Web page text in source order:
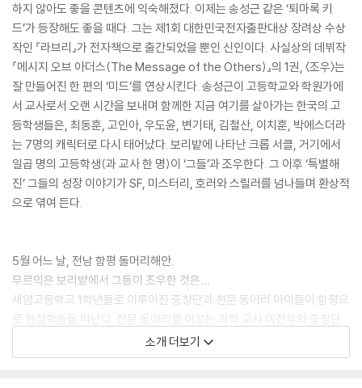
하지 않아도 좋을 콘텐츠에 익숙해졌다. 이제는 송성근 같은 ‘퇴마록 키
드’가 등장해도 좋을 때다. 그는 제1회 대한민국전자출판대상 장려상 수상
작인 『라브리』가 전자책으로 출간되었을 뿐인 신인이다. 사실상의 데뷔작
『메시지 오브 아더스(The Message of the Others)』의 1권, 〈조우〉는
잘 만들어진 한 편의 ‘미드’를 연상시킨다. 송성근이 고등학교와 학원가에
서 교사로서 오랜 시간을 보내며 함께한 지금 여기를 살아가는 한국의 고
등학생들은, 최동훈, 고인아, 우도윤, 변기태, 김철산, 이치훈, 박에스더라
는 7명의 캐릭터로 다시 태어났다. 보리밭에 나타난 크롭 서클, 거기에서
일곱 명의 고등학생(과 교사 한 명)이 ‘그들’과 조우한다. 그 이후 ‘특별해
진’ 그들의 성장 이야기가 SF, 미스터리, 호러와 스릴러를 넘나들며 환상적
으로 엮여 든다.
5월 어느 날, 전남 함평 돌머리해안.
무르익은 보리밭에서 그들이 조우한 것은…
새암고등학교 1학년들로 이루어진 중창단과 천문 동아리 아이들이 함평으
로 현장학습을 떠난다. 천문 동아리를 이끄는 과학 교사 이진우와 중창단
을 이끄는 역사 교사 오현미가 아이들을 인솔한다. 아이들이 평범한 고등
학생들답게 웃고, 떠들고, 사진을 찍고, 드론을 날리며 노는 동안 두 교사
소개 더보기